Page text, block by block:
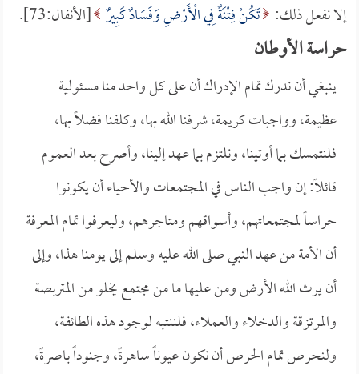
إلا نفعل ذلك: تَكُنْ فِتْنَةٌ فِي الْأَرْضِ وَفَسَادٌ كَبِيرٌ [الأنفال:73].
حراسة الأوطان
ينبغي أن ندرك تمام الإدراك أن على كل واحد منا مسئولية
عظيمة، وواجبات كريمة، شرفنا الله بها، وكلفنا فضلاً بها،
فلنتمسك بما أوتينا، ونلتزم بما عهد إلينا، وأصرح بعد العموم
قائلاً: إن واجب الناس في المجتمعات والأحياء أن يكونوا
حراساً لمجتمعاتهم، وأسواقهم ومتاجرهم، وليعرفوا تمام المعرفة
أن الأمة من عهد النبي صلى الله عليه وسلم إلى يومنا هذا، وإلى
أن يرث الله الأرض ومن عليها ما من مجتمع يخلو من المتربصة
والمرتزقة والدخلاء والعملاء، فلننتبه لوجود هذه الطائفة،
ولنحرص تمام الحرص أن نكون عيوناً ساهرةً، وجنوداً باصرةً،